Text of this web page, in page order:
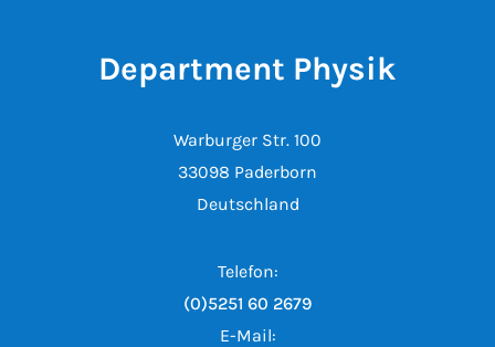
Department Physik
Warburger Str. 100
33098 Paderborn
Deutschland
Telefon:
(0)5251 60 2679
E-Mail: